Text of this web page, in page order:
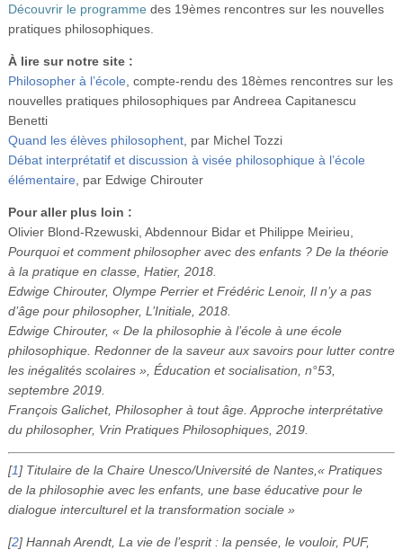
Découvrir le programme des 19èmes rencontres sur les nouvelles
pratiques philosophiques.
À lire sur notre site :
Philosopher à l’école , compte-rendu des 18èmes rencontres sur les
nouvelles pratiques philosophiques par Andreea Capitanescu
Benetti
Quand les élèves philosophent, par Michel Tozzi
Débat interprétatif et discussion à visée philosophique à l’école
élémentaire , par Edwige Chirouter
Pour aller plus loin :
Olivier Blond-Rzewuski, Abdennour Bidar et Philippe Meirieu,
Pourquoi et comment philosopher avec des enfants ? De la théorie
à la pratique en classe, Hatier, 2018.
Edwige Chirouter, Olympe Perrier et Frédéric Lenoir, Il n’y a pas
d’âge pour philosopher, L’Initiale, 2018.
Edwige Chirouter, « De la philosophie à l’école à une école
philosophique. Redonner de la saveur aux savoirs pour lutter contre
les inégalités scolaires », Éducation et socialisation , n°53,
septembre 2019.
François Galichet, Philosopher à tout âge. Approche interprétative
du philosopher, Vrin Pratiques Philosophiques, 2019.
[1] Titulaire de la Chaire Unesco/Université de Nantes,« Pratiques
de la philosophie avec les enfants, une base éducative pour le
dialogue interculturel et la transformation sociale »
[2] Hannah Arendt, La vie de l’esprit : la pensée, le vouloir, PUF,